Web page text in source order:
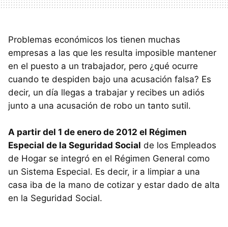
Problemas económicos los tienen muchas
empresas a las que les resulta imposible mantener
en el puesto a un trabajador, pero ¿qué ocurre
cuando te despiden bajo una acusación falsa? Es
decir, un día llegas a trabajar y recibes un adiós
junto a una acusación de robo un tanto sutil.
A partir del 1 de enero de 2012 el Régimen
Especial de la Seguridad Social de los Empleados
de Hogar se integró en el Régimen General como
un Sistema Especial. Es decir, ir a limpiar a una
casa iba de la mano de cotizar y estar dado de alta
en la Seguridad Social.